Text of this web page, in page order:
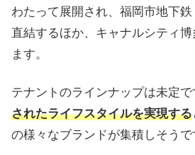
わたって展開され、福岡市地下
直結するほか、キャナルシティ
ます。
テナントのラインナップは未定で
されたライフスタイルを実現する
の様々なブランドが集積しそうで